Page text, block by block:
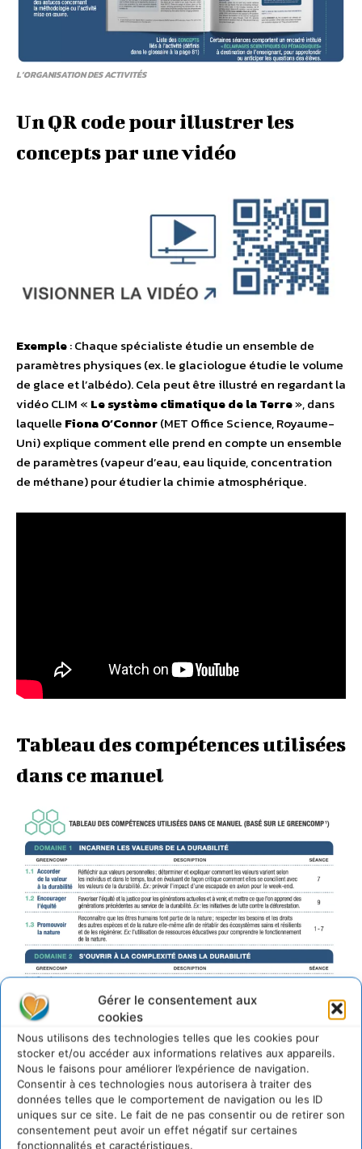
Gérer le consentement aux
cookies
Nous utilisons des technologies telles que les cookies pour
stocker et/ou accéder aux informations relatives aux appareils.
Nous le faisons pour améliorer l’expérience de navigation.
Consentir à ces technologies nous autorisera à traiter des
données telles que le comportement de navigation ou les ID
uniques sur ce site. Le fait de ne pas consentir ou de retirer son
consentement peut avoir un effet négatif sur certaines
fonctionnalités et caractéristiques.
L’ORGANISATION DES ACTIVITÉS
Un QR code pour illustrer les
concepts par une vidéo
Exemple: Chaque spécialiste étudie un ensemble de
paramètres physiques (ex. le glaciologue étudie le volume
de glace et l’albédo). Cela peut être illustré en regardant la
vidéo CLIM « Le système climatique de la Terre», dans
laquelle Fiona O’Connor(MET Office Science, Royaume-
Uni) explique comment elle prend en compte un ensemble
de paramètres (vapeur d’eau, eau liquide, concentration
de méthane) pour étudier la chimie atmosphérique.
Tableau des compétences utilisées
dans ce manuel